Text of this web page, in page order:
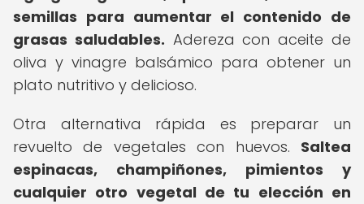
semillas para aumentar el contenido de
grasas saludables. Adereza con aceite de
oliva y vinagre balsámico para obtener un
plato nutritivo y delicioso.
Otra alternativa rápida es preparar un
revuelto de vegetales con huevos. Saltea
espinacas, champiñones, pimientos y
cualquier otro vegetal de tu elección en